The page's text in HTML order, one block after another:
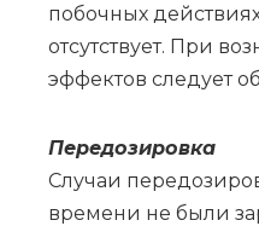
побочных
отсутствует. При
эффектов следует
Пе­ре­до­зи­ров­ка
Слу­чаи
вре­ме­ни не бы­ли